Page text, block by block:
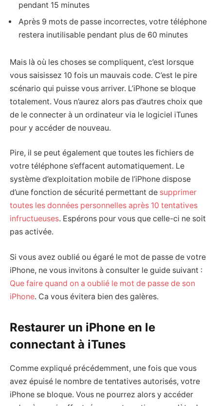
pendant 15 minutes
Après 9 mots de passe incorrectes, votre téléphone
restera inutilisable pendant plus de 60 minutes
Mais là où les choses se compliquent, c’est lorsque
vous saisissez 10 fois un mauvais code. C’est le pire
scénario qui puisse vous arriver. L’iPhone se bloque
totalement. Vous n’aurez alors pas d’autres choix que
de le connecter à un ordinateur via le logiciel iTunes
pour y accéder de nouveau.
Pire, il se peut également que toutes les fichiers de
votre téléphone s’effacent automatiquement. Le
système d’exploitation mobile de l’iPhone dispose
d’une fonction de sécurité permettant de supprimer
toutes les données personnelles après 10 tentatives
infructueuses. Espérons pour vous que celle-ci ne soit
pas activée.
Si vous avez oublié ou égaré le mot de passe de votre
iPhone, ne vous invitons à consulter le guide suivant :
Que faire quand on a oublié le mot de passe de son
iPhone. Ca vous évitera bien des galères.
Restaurer un iPhone en le
connectant à iTunes
Comme expliqué précédemment, une fois que vous
avez épuisé le nombre de tentatives autorisés, votre
iPhone se bloque. Vous ne pourrez alors y accéder